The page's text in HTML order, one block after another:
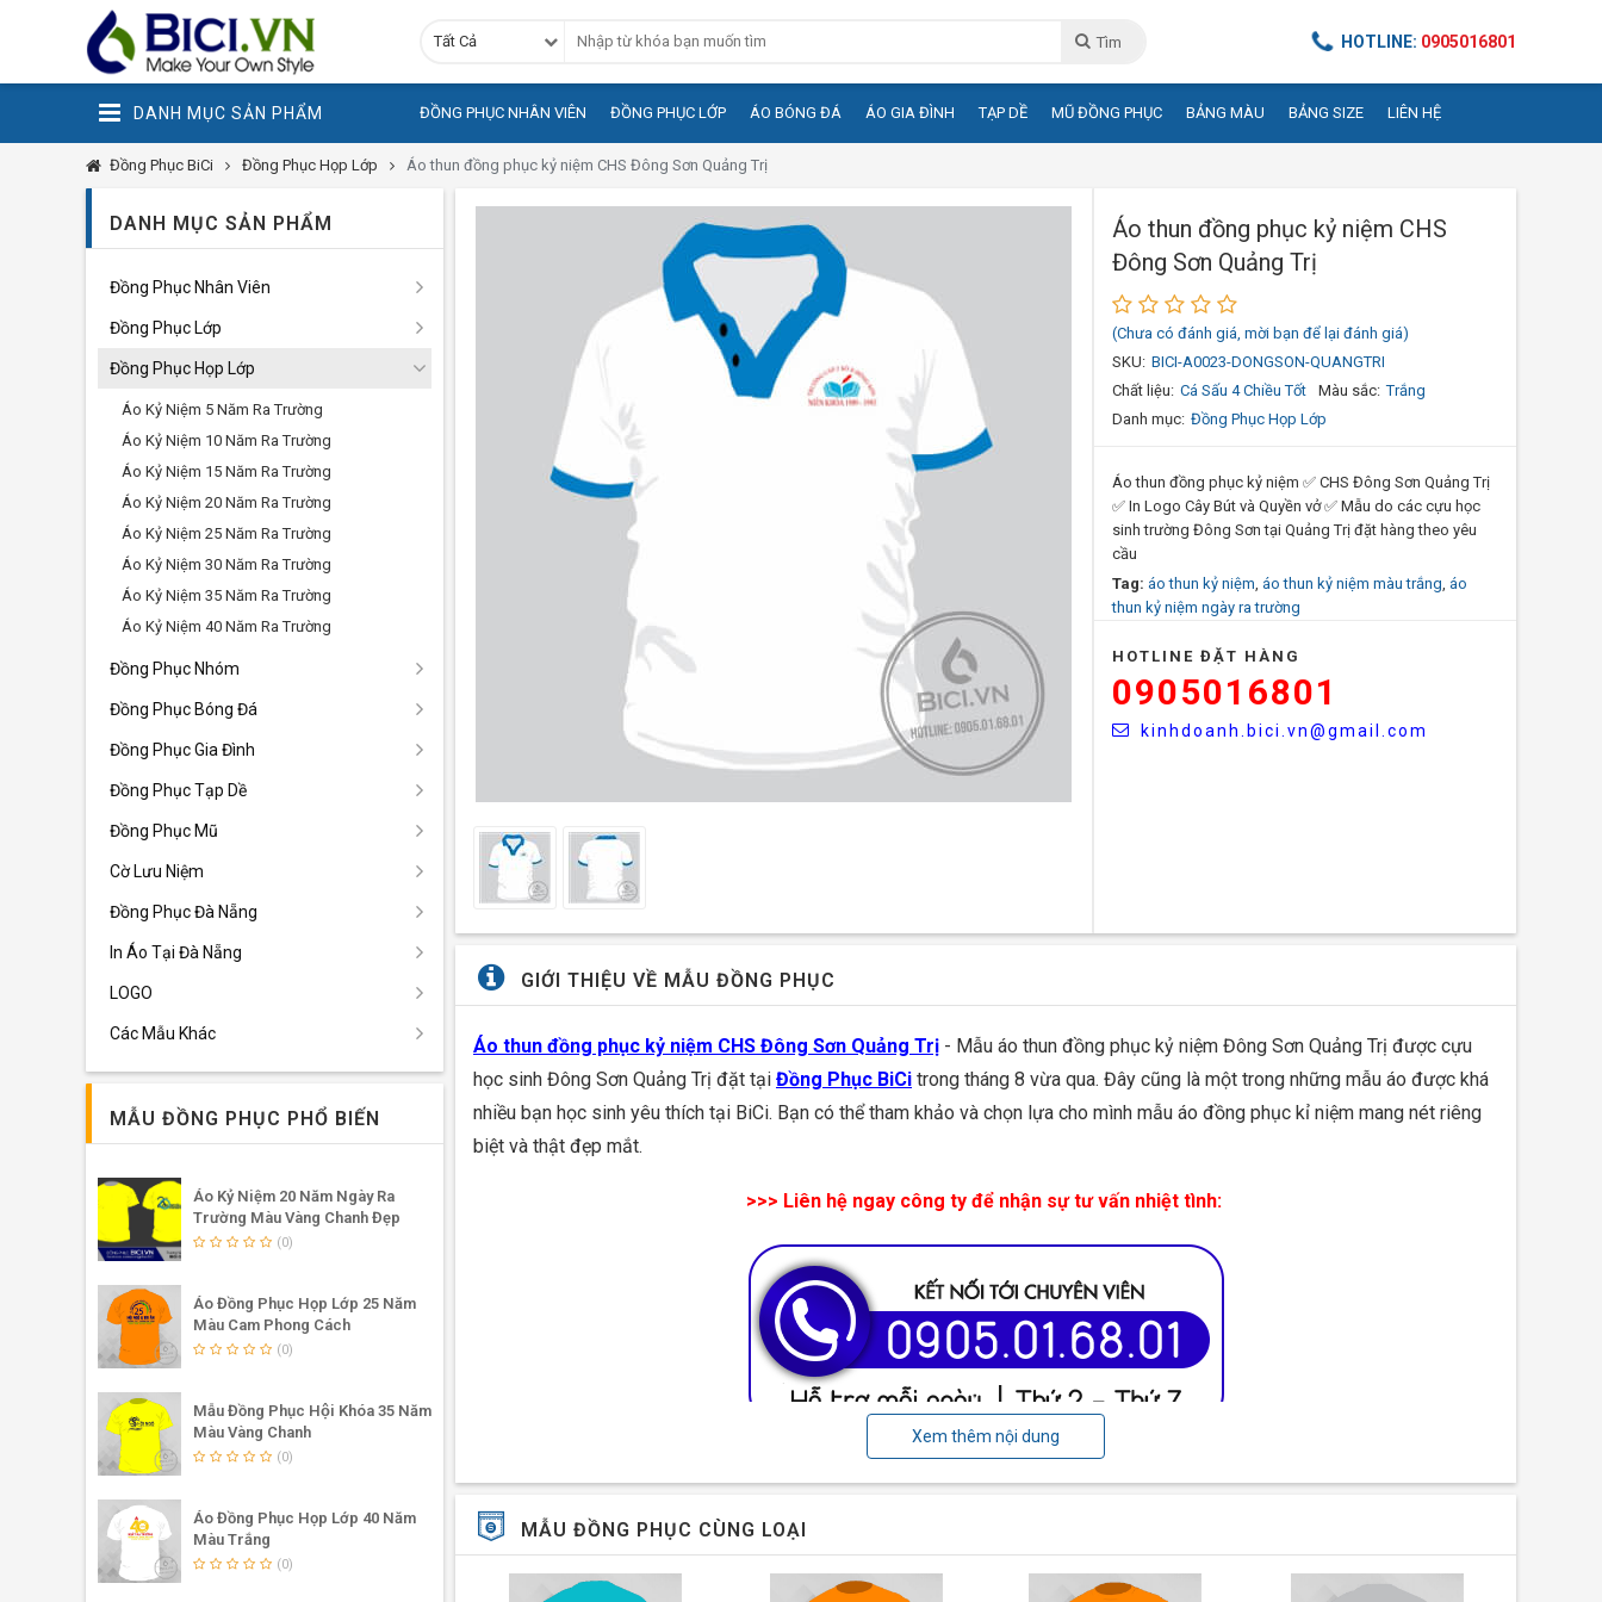
Tất Cả Tìm HOTLINE: 0905016801
DANH MỤC SẢN PHẨM ĐỒNG PHỤC NHÂN VIÊN ĐỒNG PHỤC LỚP ÁO BÓNG ĐÁ ÁO GIA ĐÌNH TẠP DỀ MŨ ĐỒNG PHỤC BẢNG MÀU BẢNG SIZE LIÊN HỆ
Đồng Phục BiCi Đồng Phục Họp Lớp Áo thun đồng phục kỷ niệm CHS Đông Sơn Quảng Trị
Áo thun đồng phục kỷ niệm CHS
Đông Sơn Quảng Trị
(Chưa có đánh giá, mời bạn để lại đánh giá)
SKU: BICI-A0023-DONGSON-QUANGTRI
Chất liệu: Cá Sấu 4 Chiều Tốt Màu sắc: Trắng
Danh mục: Đồng Phục Họp Lớp
Áo thun đồng phục kỷ niệm ✅ CHS Đông Sơn Quảng Trị
✅ In Logo Cây Bút và Quyền vở ✅ Mẫu do các cựu học
sinh trường Đông Sơn tại Quảng Trị đặt hàng theo yêu
cầu
Tag: áo thun kỷ niệm, áo thun kỷ niệm màu trắng, áo
thun kỷ niệm ngày ra trường
HOTLINE ĐẶT HÀNG
0905016801
kinhdoanh.bici.vn@gmail.com
GIỚI THIỆU VỀ MẪU ĐỒNG PHỤC
Áo thun đồng phục kỷ niệm CHS Đông Sơn Quảng Trị - Mẫu áo thun đồng phục kỷ niệm Đông Sơn Quảng Trị được cựu
học sinh Đông Sơn Quảng Trị đặt tại Đồng Phục BiCi trong tháng 8 vừa qua. Đây cũng là một trong những mẫu áo được khá
nhiều bạn học sinh yêu thích tại BiCi. Bạn có thể tham khảo và chọn lựa cho mình mẫu áo đồng phục kỉ niệm mang nét riêng
biệt và thật đẹp mắt.
>>> Liên hệ ngay công ty để nhận sự tư vấn nhiệt tình:
✓Chiếc áo được thiết kế tương đối đơn giản, cổ bẻ, tay ngắn ngang bắp tay. Vừa mang lại sự năng động trẻ trung nhưng
không kém phần lịch sự. Phần cổ áo và lai của tay áo được kết hợp với vải màu xanh dương, cùng với hình in logo bút và cuốn
vở bên ngực trái tạo nên điểm nhấn cho chiếc áo.
Xem thêm nội dung
MẪU ĐỒNG PHỤC CÙNG LOẠI
DANH MỤC SẢN PHẨM
Đồng Phục Nhân Viên
Đồng Phục Lớp
Đồng Phục Họp Lớp
Áo Kỷ Niệm 5 Năm Ra Trường
Áo Kỷ Niệm 10 Năm Ra Trường
Áo Kỷ Niệm 15 Năm Ra Trường
Áo Kỷ Niệm 20 Năm Ra Trường
Áo Kỷ Niệm 25 Năm Ra Trường
Áo Kỷ Niệm 30 Năm Ra Trường
Áo Kỷ Niệm 35 Năm Ra Trường
Áo Kỷ Niệm 40 Năm Ra Trường
Đồng Phục Nhóm
Đồng Phục Bóng Đá
Đồng Phục Gia Đình
Đồng Phục Tạp Dề
Đồng Phục Mũ
Cờ Lưu Niệm
Đồng Phục Đà Nẵng
In Áo Tại Đà Nẵng
LOGO
Các Mẫu Khác
MẪU ĐỒNG PHỤC PHỔ BIẾN
Áo Kỷ Niệm 20 Năm Ngày Ra
Trường Màu Vàng Chanh Đẹp
(0)
Áo Đồng Phục Họp Lớp 25 Năm
Màu Cam Phong Cách
(0)
Mẫu Đồng Phục Hội Khóa 35 Năm
Màu Vàng Chanh
(0)
Áo Đồng Phục Họp Lớp 40 Năm
Màu Trắng
(0)